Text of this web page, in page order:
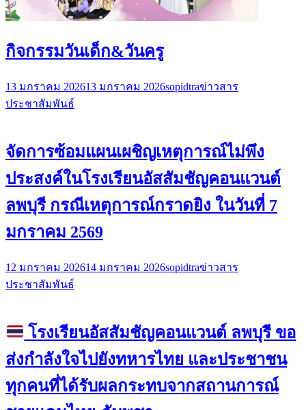
กิจกรรมวันเด็ก&วันครู
13 มกราคม 202613 มกราคม 2026sopidtraข่าวสาร
ประชาสัมพันธ์
จัดการซ้อมแผนเผชิญเหตุการณ์ไม่พึง
ประสงค์ในโรงเรียนอัสสัมชัญคอนแวนต์
ลพบุรี กรณีเหตุการณ์กราดยิง ในวันที่ 7
มกราคม 2569
12 มกราคม 202614 มกราคม 2026sopidtraข่าวสาร
ประชาสัมพันธ์
โรงเรียนอัสสัมชัญคอนแวนต์ ลพบุรี ขอ
ส่งกำลังใจไปยังทหารไทย และประชาชน
ทุกคนที่ได้รับผลกระทบจากสถานการณ์